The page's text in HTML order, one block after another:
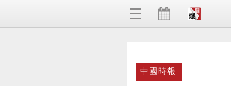
中國時報